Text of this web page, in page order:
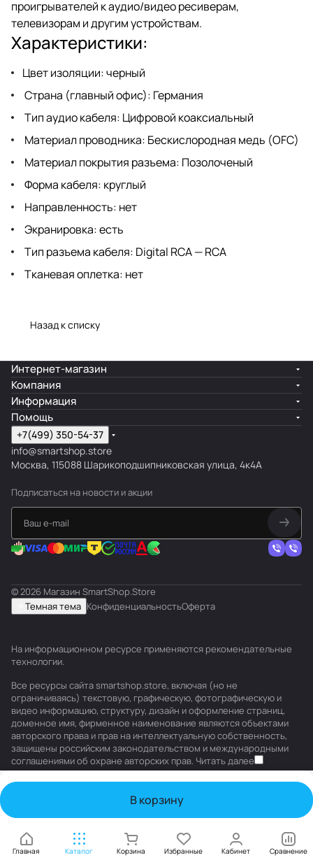
проигрывателей к аудио/видео ресиверам,
телевизорам и другим устройствам.
Характеристики:
Цвет изоляции: черный
Страна (главный офис): Германия
Тип аудио кабеля: Цифровой коаксиальный
Материал проводника: Беcкислородная медь (OFC)
Материал покрытия разъема: Позолоченый
Форма кабеля: круглый
Направленность: нет
Экранировка: есть
Тип разъема кабеля: Digital RCA — RCA
Тканевая оплетка: нет
Назад к списку
В корзину
Главная Каталог Корзина Избранные Кабинет Сравнение
Интернет-магазин
Компания
Информация
Помощь
+7(499) 350-54-37
info@smartshop.store
Москва, 115088 Шарикоподшипниковская улица, 4к4А
Подписаться на новости и акции
© 2026 Магазин SmartShop.Store
Темная тема КонфиденциальностьОферта
На информационном ресурсе применяются рекомендательные
технологии.
Все ресурсы сайта smartshop.store, включая (но не
ограничиваясь) текстовую, графическую, фотографическую и
видео информацию, структуру, дизайн и оформление страниц,
доменное имя, фирменное наименование являются объектами
авторского права и прав на интеллектуальную собственность,
защищены российским законодательством и международными
соглашениями об охране авторских прав. Читать далее